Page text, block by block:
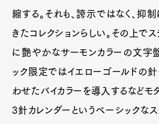
縮する。それも、誇示ではなく、抑
きたコレクションらしい。その上で
に艶やかなサーモンカラーの文字
ック限定ではイエローゴールドの
わせたバイカラーを導入するなどモ
3針カレンダーというベーシックなス